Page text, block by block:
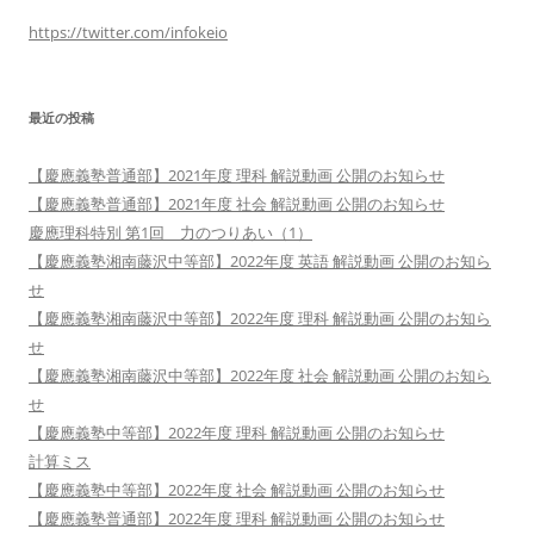
https://twitter.com/infokeio
最近の投稿
【慶應義塾普通部】2021年度 理科 解説動画 公開のお知らせ
【慶應義塾普通部】2021年度 社会 解説動画 公開のお知らせ
慶應理科特別 第1回 力のつりあい（1）
【慶應義塾湘南藤沢中等部】2022年度 英語 解説動画 公開のお知ら
せ
【慶應義塾湘南藤沢中等部】2022年度 理科 解説動画 公開のお知ら
せ
【慶應義塾湘南藤沢中等部】2022年度 社会 解説動画 公開のお知ら
せ
【慶應義塾中等部】2022年度 理科 解説動画 公開のお知らせ
計算ミス
【慶應義塾中等部】2022年度 社会 解説動画 公開のお知らせ
【慶應義塾普通部】2022年度 理科 解説動画 公開のお知らせ